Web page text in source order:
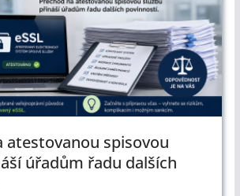
atestovanou spisovou
úřadům řadu dalších